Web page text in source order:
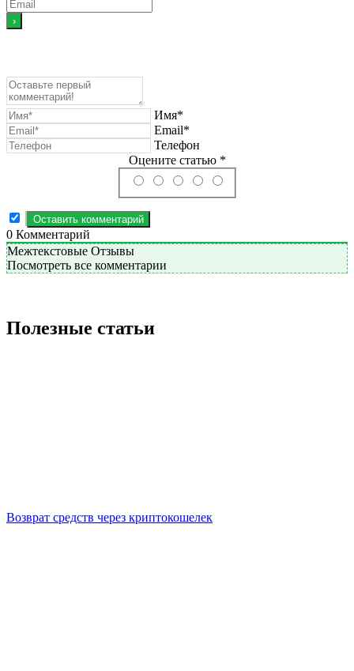
Имя*
Email*
Телефон
Оцените статью *
0 Комментарий
Межтекстовые Отзывы
Посмотреть все комментарии
Полезные статьи
Возврат средств через криптокошелек